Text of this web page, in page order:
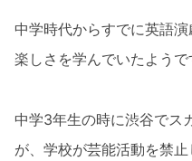
中学時代からすでに英語
楽しさを学んでいたようで
中学3年生の時に渋谷でス
が、学校が芸能活動を禁